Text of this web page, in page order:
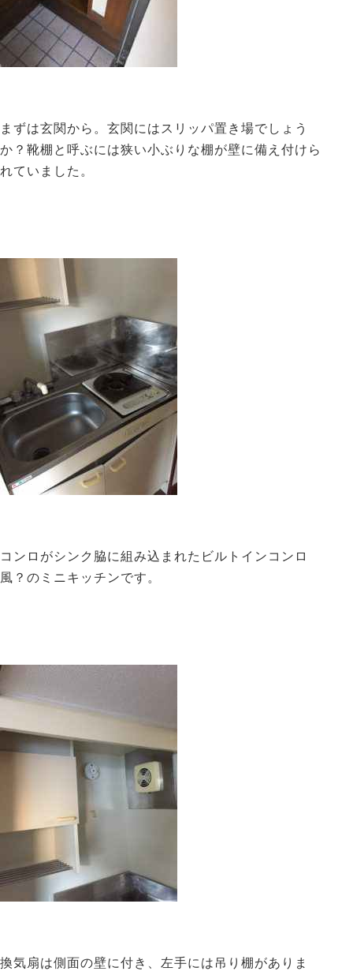
まずは玄関から。玄関にはスリッパ置き場でしょう
か？靴棚と呼ぶには狭い小ぶりな棚が壁に備え付けら
れていました。
コンロがシンク脇に組み込まれたビルトインコンロ
風？のミニキッチンです。
換気扇は側面の壁に付き、左手には吊り棚がありま